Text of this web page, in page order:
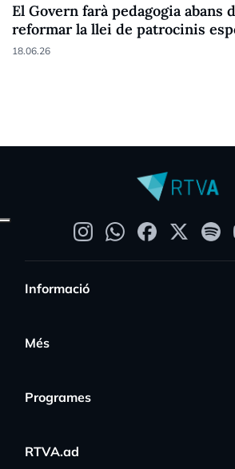
El Govern farà pedagogia abans
reformar la llei de patrocinis
18.06.26
Informació
Més
Programes
RTVA.ad